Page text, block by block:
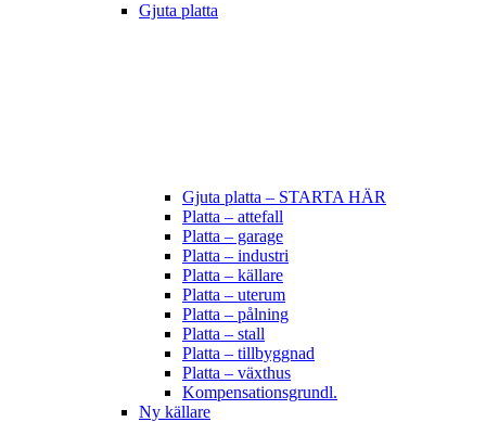
Gjuta platta
Gjuta platta – STARTA HÄR
Platta – attefall
Platta – garage
Platta – industri
Platta – källare
Platta – uterum
Platta – pålning
Platta – stall
Platta – tillbyggnad
Platta – växthus
Kompensationsgrundl.
Ny källare